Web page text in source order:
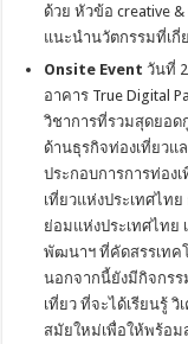
ด้วย หัวข้อ creative
แนะนำนวัตกรรมที่เ
Onsite Event วันที่
อาคาร True Digital
วิชาการที่รวมสุดยอด
ด้านธุรกิจท่องเที่ยวแ
ประกอบการการท่อง
เที่ยวแห่งประเทศไ
ย่อมแห่งประเทศไทย
พัฒนาฯ ที่คัดสรรเทค
นอกจากนี้ยังมีกิจกรร
เที่ยว ที่จะได้เรียนรู้
สมัยใหม่เพื่อให้พร้อ